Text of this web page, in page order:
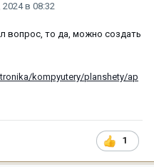
в 08:32
вопрос, то да, можно создать
kompyutery/planshety/ap
1